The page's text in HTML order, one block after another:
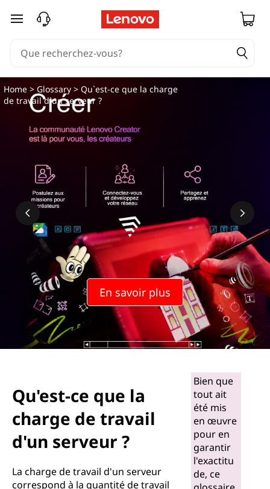
passer au contenu principal
En savoir plus
Home >Glossary > Qu`est-ce que la charge
de travail d`un serveur ?
Qu'est-ce que la
charge de travail
d'un serveur ?
La charge de travail d'un serveur
correspond à la quantité de travail
Bien que
tout ait
été mis
en œuvre
pour en
garantir
l'exactitu
de, ce